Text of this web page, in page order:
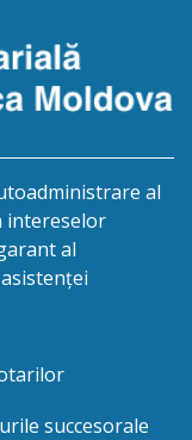
al
intereselor
al
succesorale